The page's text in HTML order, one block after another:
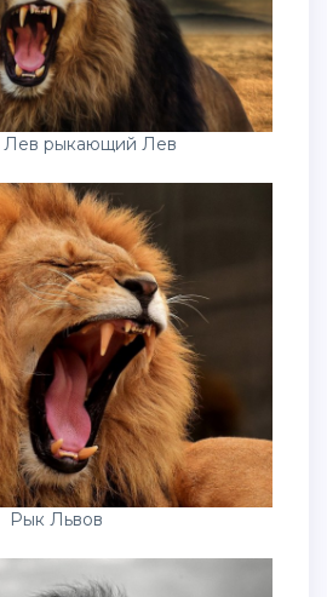
Лев рыкающий Лев
Рык Львов